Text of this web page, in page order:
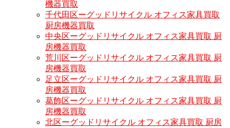
機器買取
千代田区ーグッドリサイクル オフィス家具買取
厨房機器買取
中央区ーグッドリサイクル オフィス家具買取 厨
房機器買取
荒川区ーグッドリサイクル オフィス家具買取 厨
房機器買取
足立区ーグッドリサイクル オフィス家具買取 厨
房機器買取
葛飾区ーグッドリサイクル オフィス家具買取 厨
房機器買取
北区ーグッドリサイクル オフィス家具買取 厨房